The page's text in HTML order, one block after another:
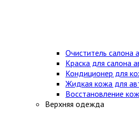
Очиститель салона
Краска для салона
Кондиционер для
Жидкая кожа для
Восстановление
Верхняя одежда